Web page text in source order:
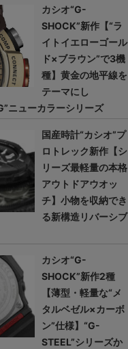
カシオ“G-
SHOCK”新作【“ラ
イトイエローゴール
ド×ブラウン”で3機
種】黄金の地平線を
テーマにし
ニューカラーシリーズ
国産時計“カシオ”プ
ロトレック新作【シ
リーズ最軽量の本格
アウトドアウオッ
チ】小物を収納でき
る新構造リバーシブ
カシオ“G-
SHOCK”新作2種
【薄型・軽量な“メ
タルベゼル×カーボ
ン”仕様】“G-
STEEL”シリーズか